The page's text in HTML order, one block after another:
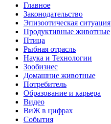
Главное
Законодательство
Эпизоотическая ситуация
Продуктивные животные
Птица
Рыбная отрасль
Наука и Технологии
Зообизнес
Домашние животные
Потребитель
Образование и карьера
Видео
ВиЖ в цифрах
События